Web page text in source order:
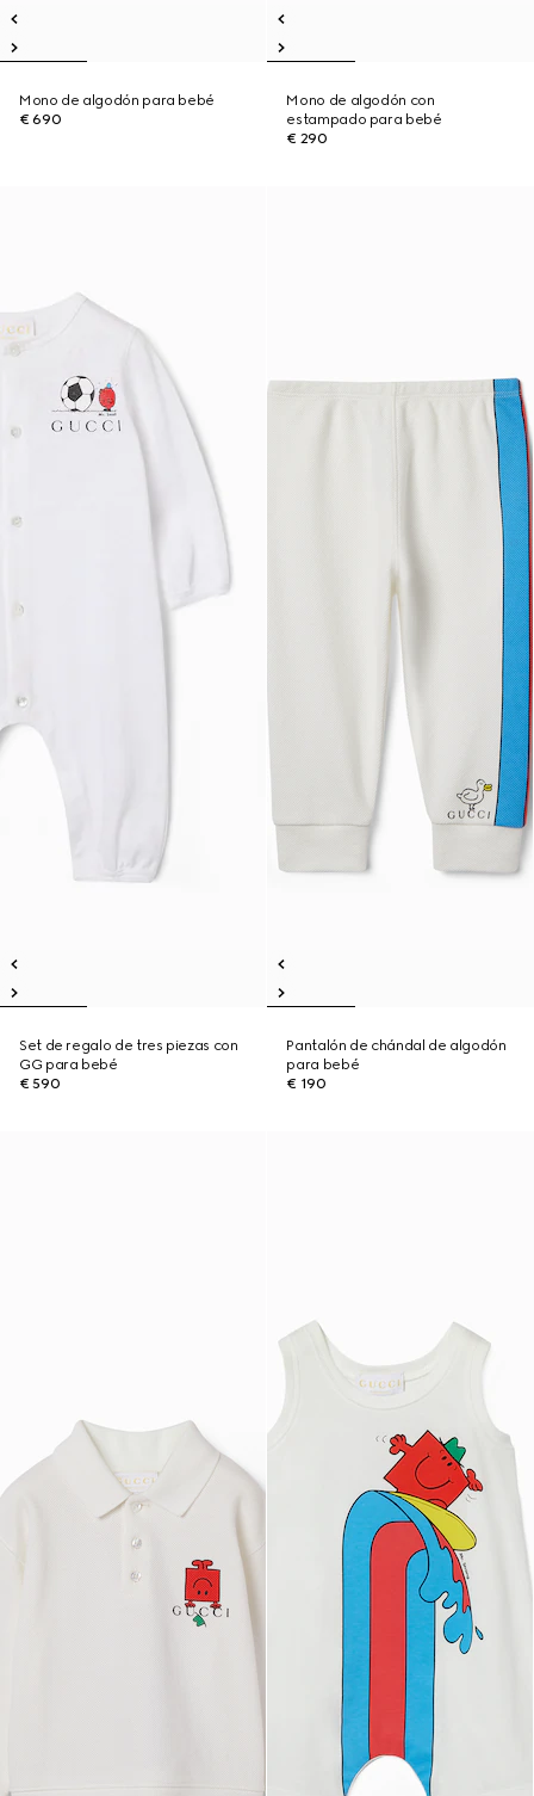
Mono de algodón para bebé
€ 690
Mono de algodón con
estampado para bebé
€ 290
Set de regalo de tres piezas con
GG para bebé
€ 590
Pantalón de chándal de algodón
para bebé
€ 190